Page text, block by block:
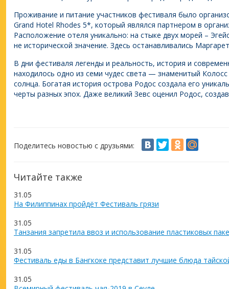
Проживание и питание участников фестиваля было
Grand Hotel Rhodes 5*, который являлся партнером в
Расположение отеля уникально: на стыке двух морей –
не исторической значение. Здесь останавливались
В дни фестиваля легенды и реальность, история и
находилось одно из семи чудес света — знаменитый
солнца. Богатая история острова Родос создала его
черты разных эпох. Даже великий Зевс оценил Родос,
Поделитесь новостью с друзьями:
Читайте также
31.05
На Филиппинах пройдёт Фестиваль грязи
31.05
Танзания запретила ввоз и использование пластиковых
31.05
Фестиваль еды в Бангкоке представит лучшие блюда
31.05